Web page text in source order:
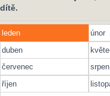
dítě.
leden únor
duben
červenec
srpen
říjen